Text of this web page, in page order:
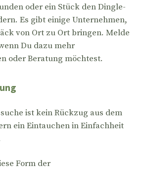
oder ein Stück den Dingle-
Es gibt einige Unternehmen,
von Ort zu Ort bringen. Melde
Du dazu mehr
oder Beratung möchtest.
ist kein Rückzug aus dem
ein Eintauchen in Einfachheit
Form der